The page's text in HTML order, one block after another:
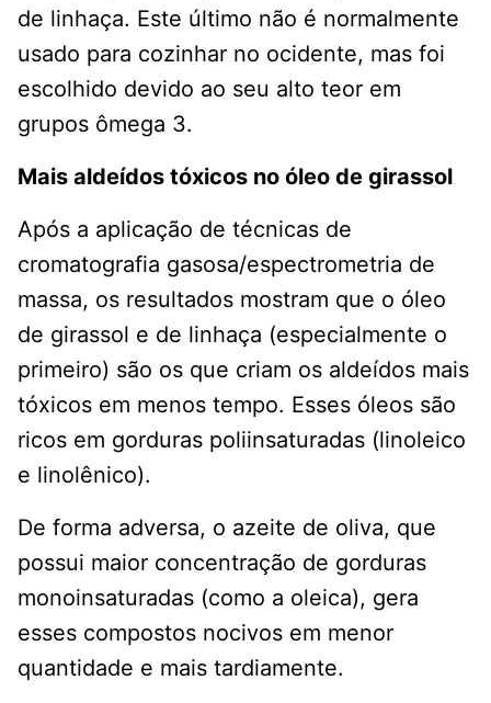
de linhaça. Este último não é normalmente
usado para cozinhar no ocidente, mas foi
escolhido devido ao seu alto teor em
grupos ômega 3.
Mais aldeídos tóxicos no óleo de girassol
Após a aplicação de técnicas de
cromatografia gasosa/espectrometria de
massa, os resultados mostram que o óleo
de girassol e de linhaça (especialmente o
primeiro) são os que criam os aldeídos mais
tóxicos em menos tempo. Esses óleos são
ricos em gorduras poliinsaturadas (linoleico
e linolênico).
De forma adversa, o azeite de oliva, que
possui maior concentração de gorduras
monoinsaturadas (como a oleica), gera
esses compostos nocivos em menor
quantidade e mais tardiamente.